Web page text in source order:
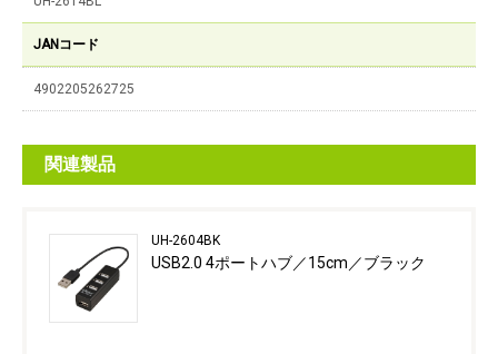
JANコード
4902205262725
関連製品
UH-2604BK
USB2.0 4ポートハブ／15cm／ブラック